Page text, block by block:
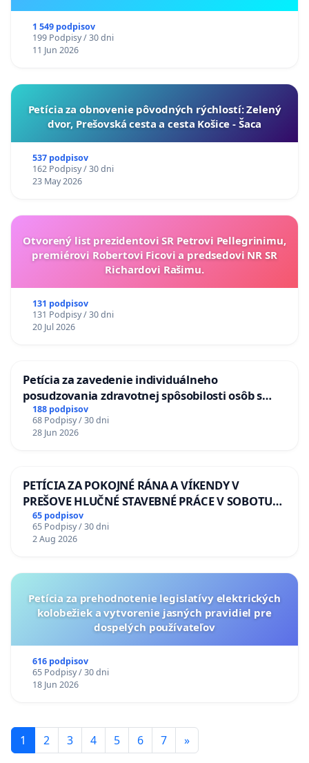
1 549 podpisov
199 Podpisy / 30 dni
11 Jun 2026
​Petícia za obnovenie pôvodných rýchlostí: Zelený
dvor, Prešovská cesta a cesta Košice - Šaca
537 podpisov
162 Podpisy / 30 dni
23 May 2026
Otvorený list prezidentovi SR Petrovi Pellegrinimu,
premiérovi Robertovi Ficovi a predsedovi NR SR
Richardovi Rašimu.
131 podpisov
131 Podpisy / 30 dni
20 Jul 2026
Petícia za zavedenie individuálneho
posudzovania zdravotnej spôsobilosti osôb s
diabetom 1. a 2. typu pri prijímaní do
Policajného zboru SR
188 podpisov
68 Podpisy / 30 dni
28 Jun 2026
PETÍCIA ZA POKOJNÉ RÁNA A VÍKENDY V
PREŠOVE HLUČNÉ STAVEBNÉ PRÁCE V SOBOTU
LEN OD 9.00 DO 13.00 HOD., CEZ PRACOVNÝ
TÝŽDEŇ CIEĽ 8.00 – 18.00 HOD. A PRAVIDELNÁ
KONTROLA STAVBY C-AREA NA
65 podpisov
65 Podpisy / 30 dni
2 Aug 2026
Petícia za prehodnotenie legislatívy elektrických
kolobežiek a vytvorenie jasných pravidiel pre
dospelých používateľov
616 podpisov
65 Podpisy / 30 dni
18 Jun 2026
1 2 3 4 5 6 7 »